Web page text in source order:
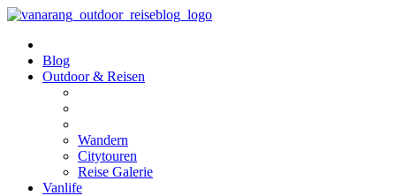
Blog
Outdoor & Reisen
Wandern
Citytouren
Reise Galerie
Vanlife